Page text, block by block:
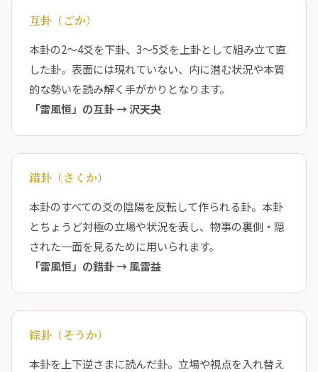
互卦（ごか）
本卦の2〜4爻を下卦、3〜5爻を上卦として組み立て直
した卦。表面には現れていない、内に潜む状況や本質
的な勢いを読み解く手がかりとなります。
「雷風恒」の互卦 →沢天夬
錯卦（さくか）
本卦のすべての爻の陰陽を反転して作られる卦。本卦
とちょうど対極の立場や状況を表し、物事の裏側・隠
された一面を見るために用いられます。
「雷風恒」の錯卦 →風雷益
綜卦（そうか）
本卦を上下逆さまに読んだ卦。立場や視点を入れ替え